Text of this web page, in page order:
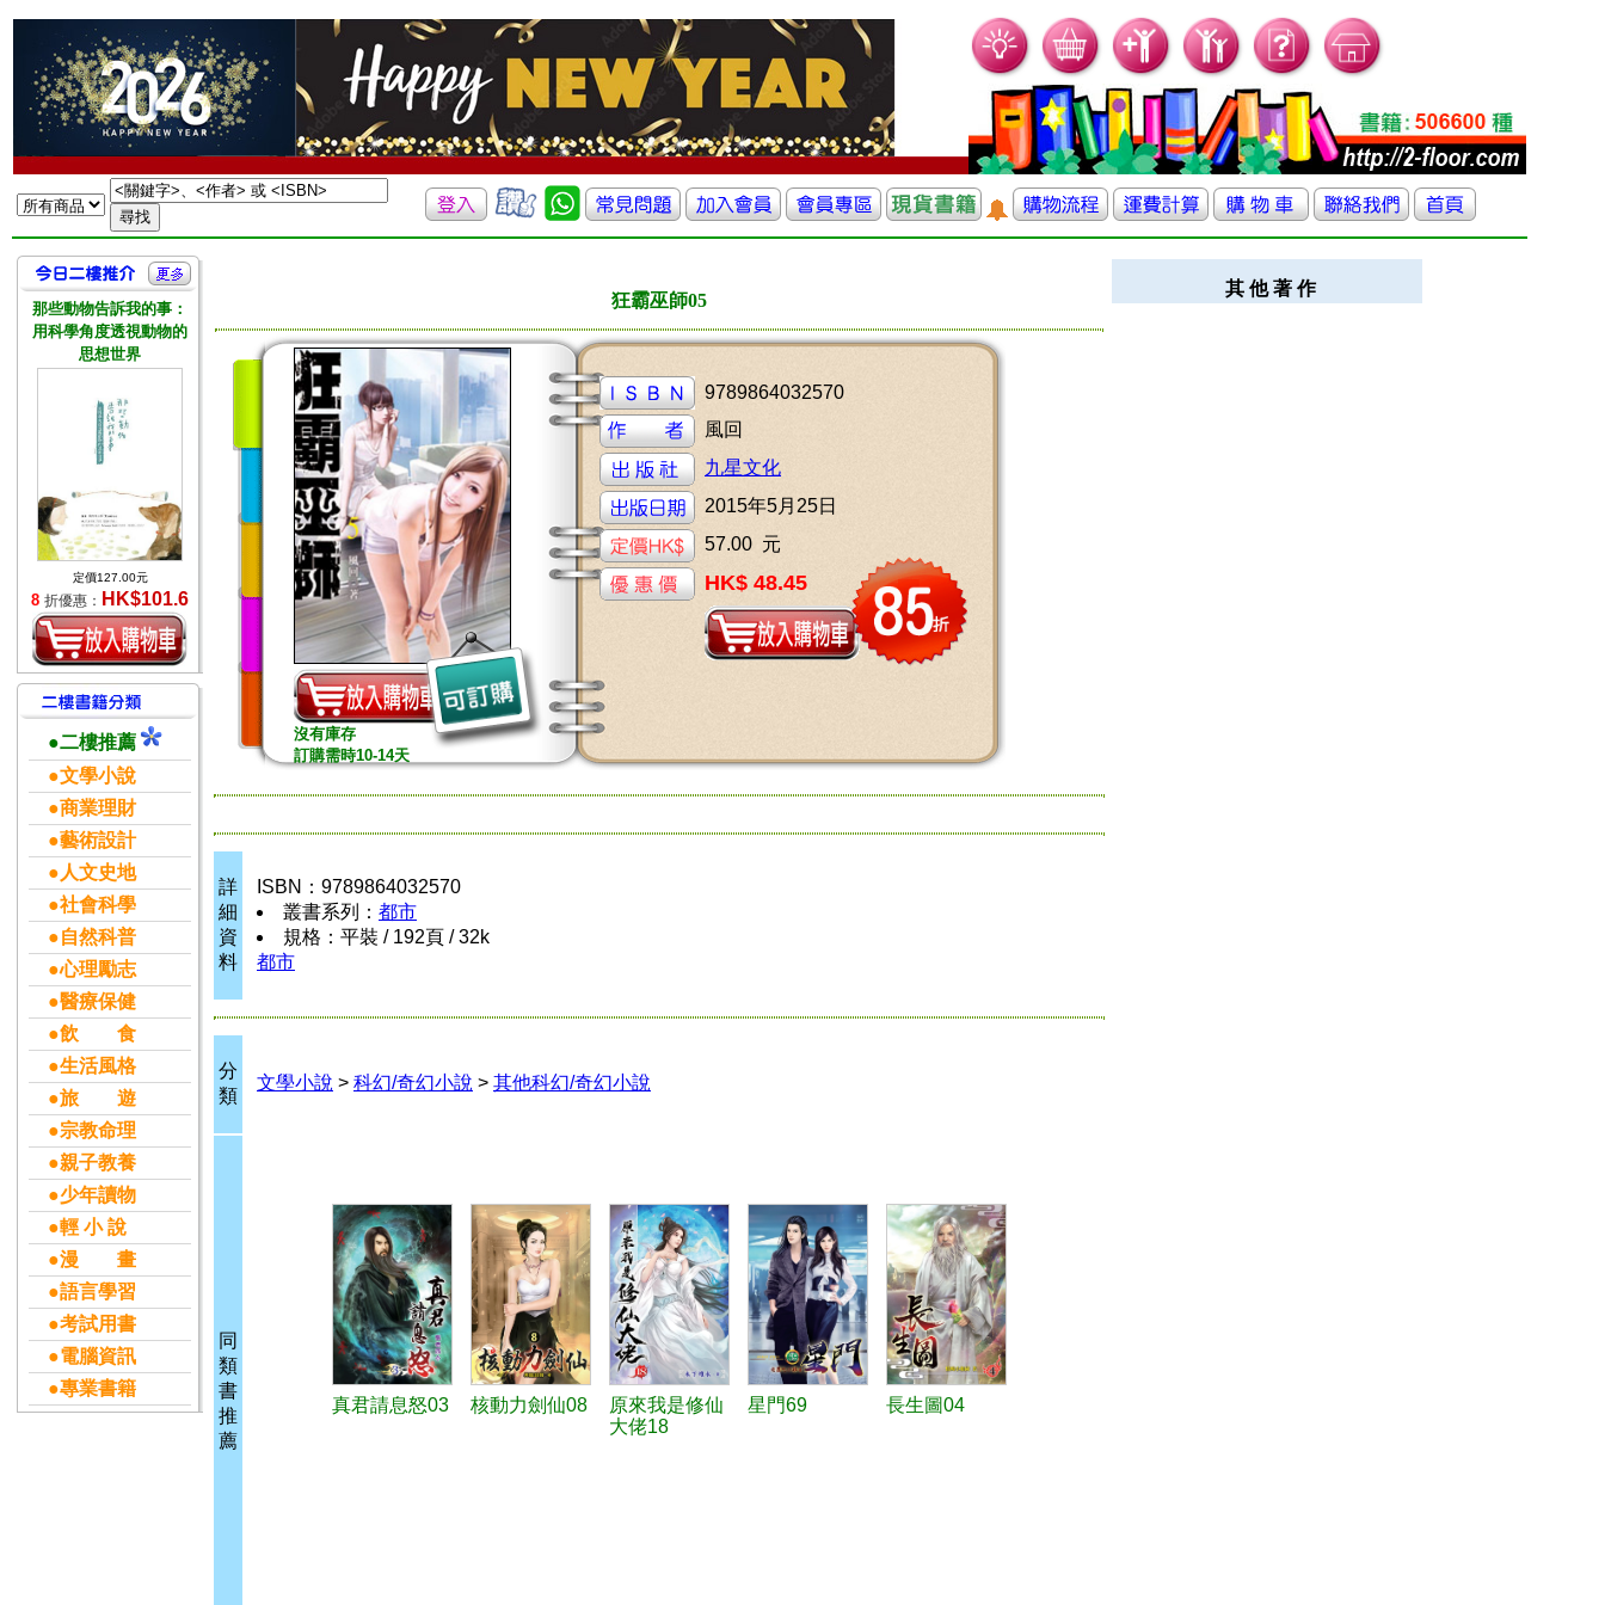
那些動物告訴我的事：
用科學角度透視動物的
思想世界
定價127.00元
8 折優惠： HK$101.6
●二樓推薦
●文學小說
●商業理財
●藝術設計
●人文史地
●社會科學
●自然科普
●心理勵志
●醫療保健
●飲 食
●生活風格
●旅 遊
●宗教命理
●親子教養
●少年讀物
●輕 小 說
●漫 畫
●語言學習
●考試用書
●電腦資訊
●專業書籍
狂霸巫師05
沒有庫存
訂購需時10-14天
9789864032570
風回
九星文化
2015年5月25日
57.00 元
HK$ 48.45
詳
細
資
料
ISBN：9789864032570
叢書系列： 都市
規格：平裝 / 192頁 / 32k
都市
分
類
文學小說 > 科幻/奇幻小說 > 其他科幻/奇幻小說
同
類
書
推
薦
真君請息怒03 核動力劍仙08
原來我是修仙
大佬18
星門69 長生圖04
其 他 著 作